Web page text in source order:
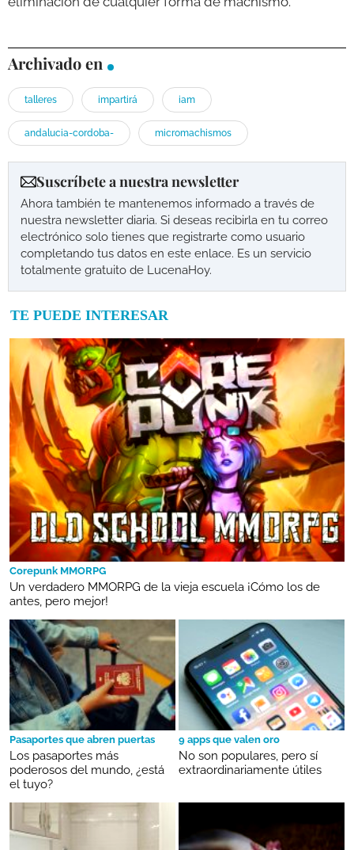
Archivado en
talleres impartirá iam
andalucia-cordoba- micromachismos
Suscríbete a nuestra newsletter
Ahora también te mantenemos informado a través de
nuestra newsletter diaria. Si deseas recibirla en tu correo
electrónico solo tienes que registrarte como usuario
completando tus datos en este enlace. Es un servicio
totalmente gratuito de LucenaHoy.
TE PUEDE INTERESAR
Corepunk MMORPG
Un verdadero MMORPG de la vieja escuela ¡Cómo los de
antes, pero mejor!
Pasaportes que abren puertas
Los pasaportes más
poderosos del mundo, ¿está
el tuyo?
9 apps que valen oro
No son populares, pero sí
extraordinariamente útiles